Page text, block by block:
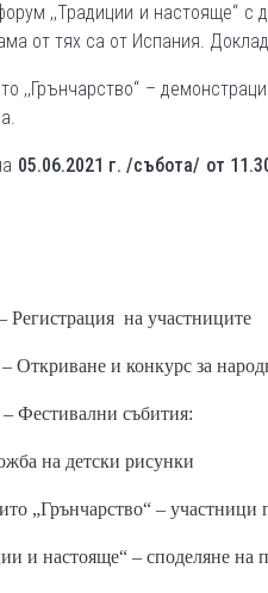
,,Традиции и настояще“ с
от тях са от Испания.
,,Грънчарство“ –
05.06.2021 г. /събота/ от
Регистрация на участниците
Откриване и конкурс за
– Фестивални събития:
на детски рисунки
„Грънчарство“ – участници
и настояще“ – споделяне на